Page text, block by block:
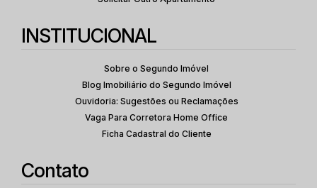
INSTITUCIONAL
Sobre o Segundo Imóvel
Blog Imobiliário do Segundo Imóvel
Ouvidoria: Sugestões ou Reclamações
Vaga Para Corretora Home Office
Ficha Cadastral do Cliente
Contato